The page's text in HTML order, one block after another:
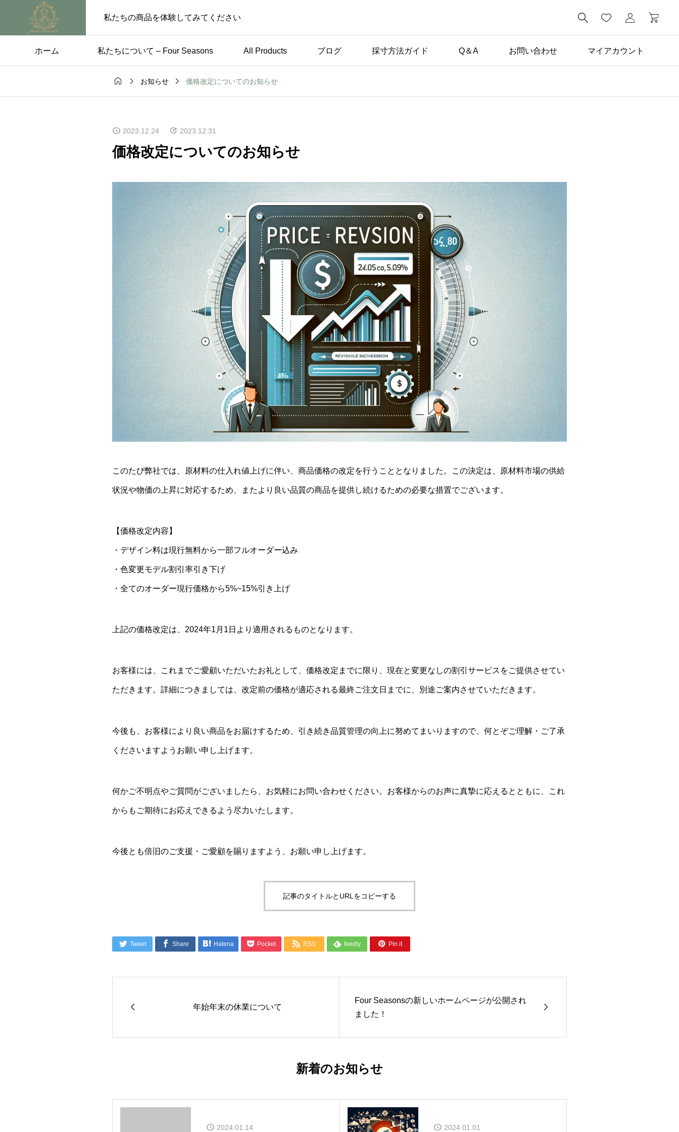
私たちの商品を体験してみてください 
ホーム 私たちについて – Four Seasons All Products ブログ 採寸方法ガイド Q＆A お問い合わせ マイアカウント
未分類
業のお知らせ】
未分類 未分類
  お知らせ  価格改定についてのお知らせ
2023.12.24 2023.12.31
価格改定についてのお知らせ
このたび弊社では、原材料の仕入れ値上げに伴い、商品価格の改定を行うこととなりました。この決定は、原材料市場の供給
状況や物価の上昇に対応するため、またより良い品質の商品を提供し続けるための必要な措置でございます。
【価格改定内容】
・デザイン料は現行無料から一部フルオーダー込み
・色変更モデル割引率引き下げ
・全てのオーダー現行価格から5%~15%引き上げ
上記の価格改定は、2024年1月1日より適用されるものとなります。
お客様には、これまでご愛顧いただいたお礼として、価格改定までに限り、現在と変更なしの割引サービスをご提供させてい
ただきます。詳細につきましては、改定前の価格が適応される最終ご注文日までに、別途ご案内させていただきます。
今後も、お客様により良い商品をお届けするため、引き続き品質管理の向上に努めてまいりますので、何とぞご理解・ご了承
くださいますようお願い申し上げます。
何かご不明点やご質問がございましたら、お気軽にお問い合わせください。お客様からのお声に真摯に応えるとともに、これ
からもご期待にお応えできるよう尽力いたします。
今後とも倍旧のご支援・ご愛顧を賜りますよう、お願い申し上げます。
記事のタイトルとURLをコピーする
 Tweet  Share  Hatena  Pocket  RSS  feedly  Pin it
 年始年末の休業について
Four Seasonsの新しいホームページが公開され
ました！

新着のお知らせ
2024.01.14 2024.01.01